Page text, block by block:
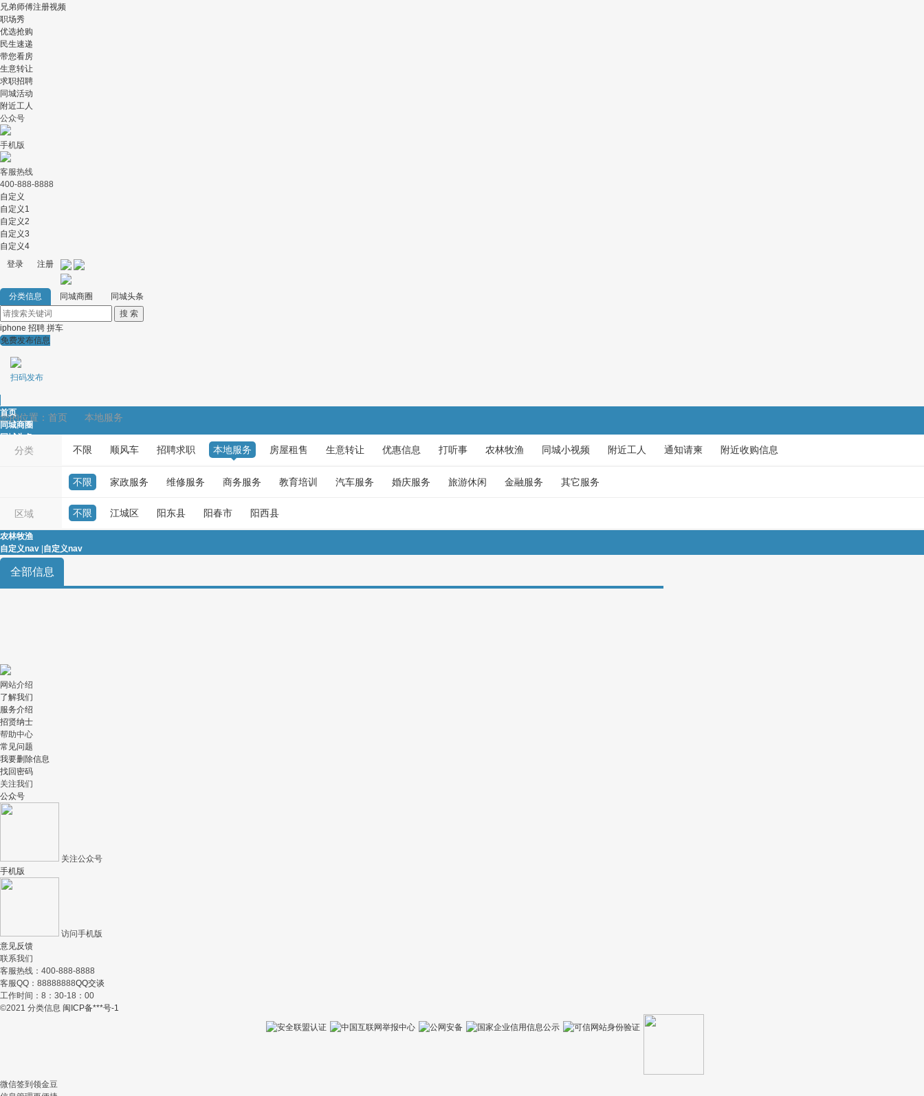
兄弟师傅注册视频
职场秀
优选抢购
民生速递
带您看房
生意转让
求职招聘
同城活动
附近工人
公众号
手机版
客服热线
400-888-8888
自定义
自定义1
自定义2
自定义3
自定义4
登录
注册
分类信息 同城商圈 同城头条
iphone 招聘 拼车
免费发布信息
扫码发布
首页
同城商圈
同城头条
顺风车
优惠信息
农林牧渔
自定义nav 自定义nav
您的位置： 首页 本地服务
分类 不限 顺风车 招聘求职 本地服务 房屋租售 生意转让 优惠信息 打听事 农林牧渔 同城小视频 附近工人 通知请柬 附近收购信息
不限 家政服务 维修服务 商务服务 教育培训 汽车服务 婚庆服务 旅游休闲 金融服务 其它服务
区域 不限 江城区 阳东县 阳春市 阳西县
全部信息
网站介绍
了解我们
服务介绍
招贤纳士
帮助中心
常见问题
我要删除信息
找回密码
关注我们
公众号
关注公众号
手机版
访问手机版
意见反馈
联系我们
客服热线：400-888-8888
客服QQ：88888888QQ交谈
工作时间：8：30-18：00
©2021 分类信息 闽ICP备***号-1
微信签到领金豆